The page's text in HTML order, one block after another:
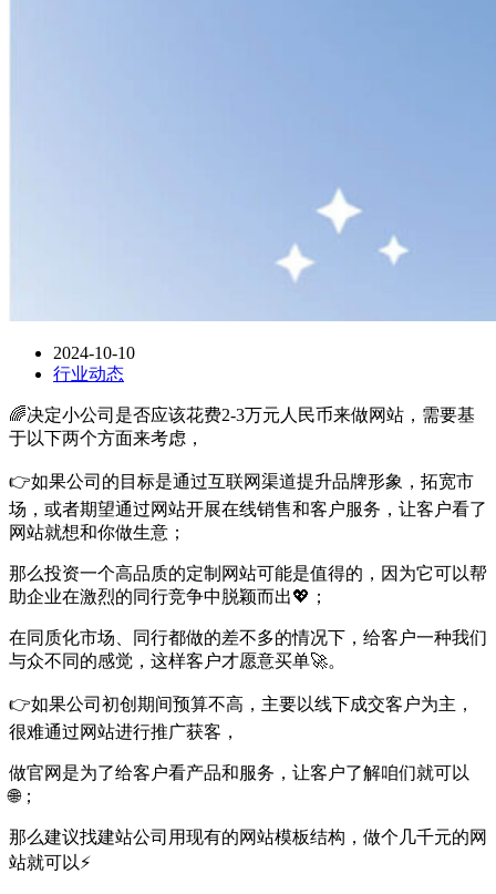
2024-10-10
行业动态
🌈决定小公司是否应该花费2-3万元人民币来做网站，需要基
于以下两个方面来考虑，
👉如果公司的目标是通过互联网渠道提升品牌形象，拓宽市
场，或者期望通过网站开展在线销售和客户服务，让客户看了
网站就想和你做生意；
那么投资一个高品质的定制网站可能是值得的，因为它可以帮
助企业在激烈的同行竞争中脱颖而出💖；
在同质化市场、同行都做的差不多的情况下，给客户一种我们
与众不同的感觉，这样客户才愿意买单🚀。
👉如果公司初创期间预算不高，主要以线下成交客户为主，
很难通过网站进行推广获客，
做官网是为了给客户看产品和服务，让客户了解咱们就可以
🌐；
那么建议找建站公司用现有的网站模板结构，做个几千元的网
站就可以⚡